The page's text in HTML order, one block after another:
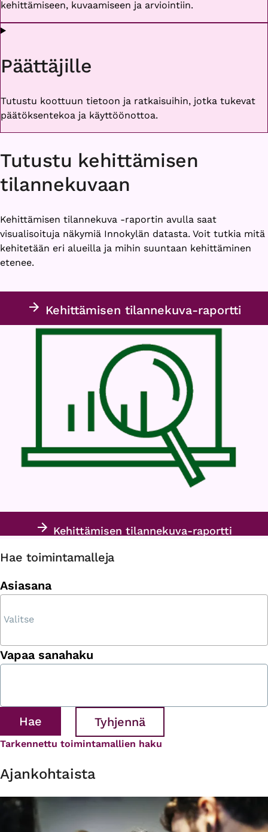
kehittämiseen, kuvaamiseen ja arviointiin.
Päättäjille
Tutustu koottuun tietoon ja ratkaisuihin, jotka tukevat
päätöksentekoa ja käyttöönottoa.
Tutustu kehittämisen
tilannekuvaan
Kehittämisen tilannekuva -raportin avulla saat
visualisoituja näkymiä Innokylän datasta. Voit tutkia mitä
kehitetään eri alueilla ja mihin suuntaan kehittäminen
etenee.
Kehittämisen tilannekuva-raportti
Kehittämisen tilannekuva-raportti
Hae toimintamalleja
Asiasana
Vapaa sanahaku
Tarkennettu toimintamallien haku
Ajankohtaista